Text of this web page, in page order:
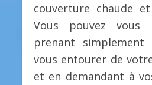
couverture chaude
Vous pouvez
prenant
vous entourer de
et en demandant à